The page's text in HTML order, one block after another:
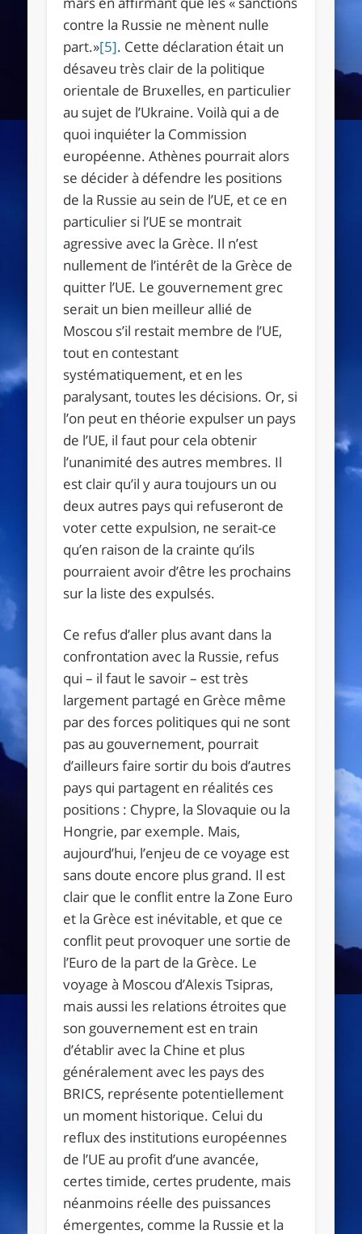
contre la Russie ne mènent nulle
part.»[5]. Cette déclaration était un
désaveu très clair de la politique
orientale de Bruxelles, en particulier
au sujet de l’Ukraine. Voilà qui a de
quoi inquiéter la Commission
européenne. Athènes pourrait alors
se décider à défendre les positions
de la Russie au sein de l’UE, et ce en
particulier si l’UE se montrait
agressive avec la Grèce. Il n’est
nullement de l’intérêt de la Grèce de
quitter l’UE. Le gouvernement grec
serait un bien meilleur allié de
Moscou s’il restait membre de l’UE,
tout en contestant
systématiquement, et en les
paralysant, toutes les décisions. Or, si
l’on peut en théorie expulser un pays
de l’UE, il faut pour cela obtenir
l’unanimité des autres membres. Il
est clair qu’il y aura toujours un ou
deux autres pays qui refuseront de
voter cette expulsion, ne serait-ce
qu’en raison de la crainte qu’ils
pourraient avoir d’être les prochains
sur la liste des expulsés.
Ce refus d’aller plus avant dans la
confrontation avec la Russie, refus
qui – il faut le savoir – est très
largement partagé en Grèce même
par des forces politiques qui ne sont
pas au gouvernement, pourrait
d’ailleurs faire sortir du bois d’autres
pays qui partagent en réalités ces
positions : Chypre, la Slovaquie ou la
Hongrie, par exemple. Mais,
aujourd’hui, l’enjeu de ce voyage est
sans doute encore plus grand. Il est
clair que le conflit entre la Zone Euro
et la Grèce est inévitable, et que ce
conflit peut provoquer une sortie de
l’Euro de la part de la Grèce. Le
voyage à Moscou d’Alexis Tsipras,
mais aussi les relations étroites que
son gouvernement est en train
d’établir avec la Chine et plus
généralement avec les pays des
BRICS, représente potentiellement
un moment historique. Celui du
reflux des institutions européennes
de l’UE au profit d’une avancée,
certes timide, certes prudente, mais
néanmoins réelle des puissances
émergentes, comme la Russie et la